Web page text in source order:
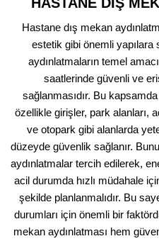
Hastane dış mekan
estetik gibi önemli yapılara
aydınlatmaların temel
saatlerinde güvenli ve
sağlanmasıdır. Bu
özellikle girişler, park alanları,
ve otopark gibi alanlarda
düzeyde güvenlik sağlanır.
aydınlatmalar tercih edilerek,
acil durumda hızlı müdahale
şekilde planlanmalıdır. Bu
durumları için önemli bir
mekan aydınlatması hem